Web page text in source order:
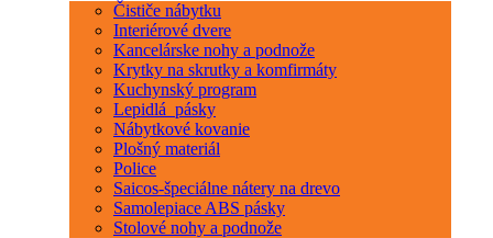
Čističe nábytku
Interiérové dvere
Kancelárske nohy a podnože
Krytky na skrutky a komfirmáty
Kuchynský program
Lepidlá_pásky
Nábytkové kovanie
Plošný materiál
Police
Saicos-špeciálne nátery na drevo
Samolepiace ABS pásky
Stolové nohy a podnože